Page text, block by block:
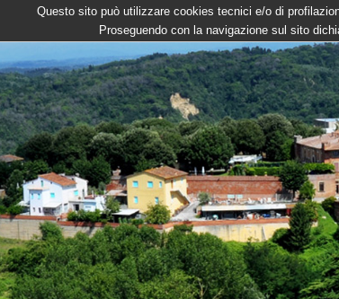
Questo sito può utilizzare cookies tecnici e/o di
Proseguendo con la navigazione sul sito